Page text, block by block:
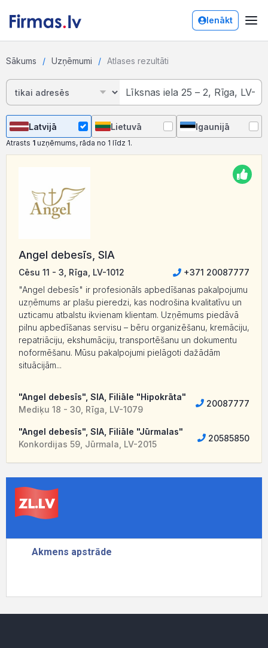
Ienākt
Sākums Uzņēmumi Atlases rezultāti
Latvijā Lietuvā Igaunijā
Atrasts 1 uzņēmums, rāda no 1 līdz 1.
Angel debesīs, SIA
Cēsu 11 - 3, Rīga, LV-1012
+371 20087777
"Angel debesīs" ir profesionāls apbedīšanas pakalpojumu
uzņēmums ar plašu pieredzi, kas nodrošina kvalitatīvu un
uzticamu atbalstu ikvienam klientam. Uzņēmums piedāvā
pilnu apbedīšanas servisu – bēru organizēšanu, kremāciju,
repatriāciju, ekshumāciju, transportēšanu un dokumentu
noformēšanu. Mūsu pakalpojumi pielāgoti dažādām
situācijām...
"Angel debesīs", SIA, Filiāle "Hipokrāta"
Mediķu 18 - 30, Rīga, LV-1079
20087777
"Angel debesīs", SIA, Filiāle "Jūrmalas"
Konkordijas 59, Jūrmala, LV-2015
20585850